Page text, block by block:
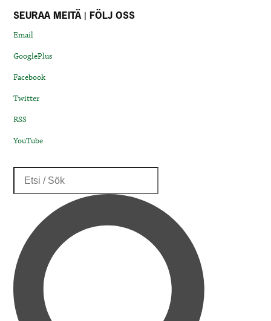
SEURAA MEITÄ | FÖLJ OSS
Email
GooglePlus
Facebook
Twitter
RSS
YouTube